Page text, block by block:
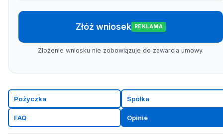
Złóż wniosek REKLAMA
Złożenie wniosku nie zobowiązuje do zawarcia umowy.
Pożyczka Spółka
FAQ Opinie